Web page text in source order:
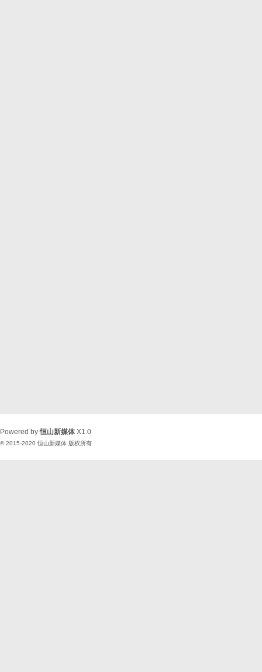
Powered by恒山新媒体 X1.0
© 2015-2020 恒山新媒体 版权所有